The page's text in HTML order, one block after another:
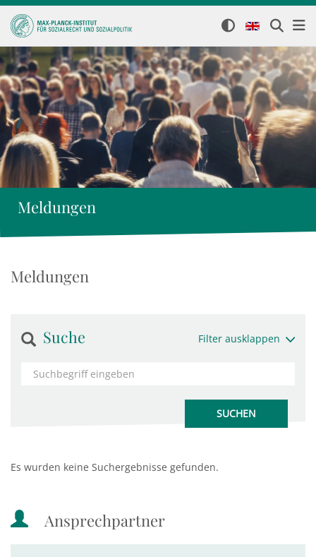
Meldungen
Meldungen
Suche Filter ausklappen
Es wurden keine Suchergebnisse gefunden.
Ansprechpartner